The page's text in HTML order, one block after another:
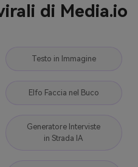
di Media.io
Testo in Immagine
Elfo Faccia nel Buco
Generatore Interviste
in Strada IA